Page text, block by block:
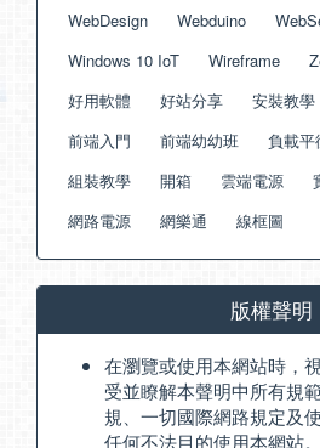
WebDesign
Webduino
Windows 10 IoT
Wireframe
好用軟體
好站分享 安裝教學
前端入門
前端幼幼班 負載平
組裝教學
開箱 雲端電源
網路電源
網樂通 線框圖
版權聲明
在瀏覽或使用本網站時，
受並瞭解本聲明中所有規
規、一切國際網路規定及
任何不法目的使用本網站。